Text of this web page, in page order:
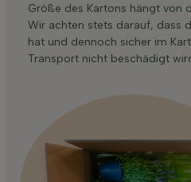
Größe des Kartons hängt von
Wir achten stets darauf, dass
hat und dennoch sicher im
Transport nicht beschädigt